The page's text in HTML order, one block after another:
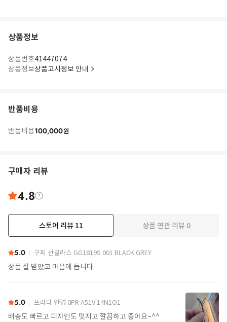
상품정보
상품번호41447074
상품정보상품고시정보 안내
반품비용
반품비용100,000원
구매자 리뷰
4.8
스토어 리뷰 11 상품 연관 리뷰 0
5.0 구찌 선글라스 GG1819S 001 BLACK GREY
상품 잘 받았고 마음에 듭니다.
5.0 프라다 안경 0PR A51V 14N1O1
배송도 빠르고 디자인도 멋지고 깔끔하고 좋아요~^^